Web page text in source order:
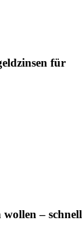
für
– schnell